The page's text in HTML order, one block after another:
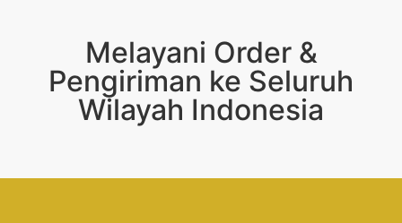
Melayani Order &
Pengiriman ke Seluruh
Wilayah Indonesia